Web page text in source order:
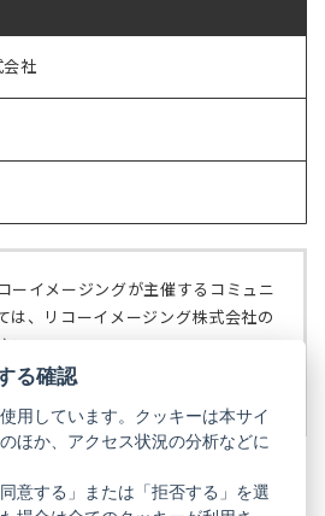
会社
ーイメージングが主催するコミュニ
は、リコーイメージング株式会社の
い。
会社の公式サイト
る確認
用しています。クッキーは本サイ
ほか、アクセス状況の分析などに
意する」または「拒否する」を選